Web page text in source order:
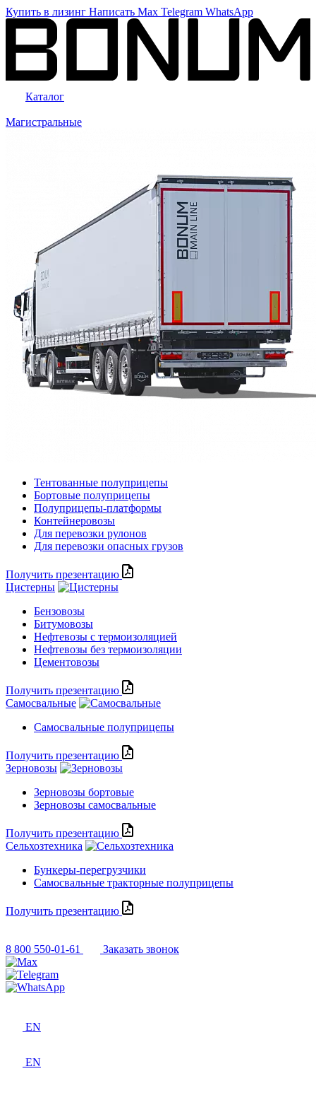
Купить в лизинг Написать Max Telegram WhatsApp
Каталог
Магистральные
Тентованные полуприцепы
Бортовые полуприцепы
Полуприцепы-платформы
Контейнеровозы
Для перевозки рулонов
Для перевозки опасных грузов
Получить презентацию
Цистерны
Бензовозы
Битумовозы
Нефтевозы с термоизоляцией
Нефтевозы без термоизоляции
Цементовозы
Получить презентацию
Самосвальные
Самосвальные полуприцепы
Получить презентацию
Зерновозы
Зерновозы бортовые
Зерновозы самосвальные
Получить презентацию
Сельхозтехника
Бункеры-перегрузчики
Самосвальные тракторные полуприцепы
Получить презентацию
8 800 550-01-61 Заказать звонок
EN
EN